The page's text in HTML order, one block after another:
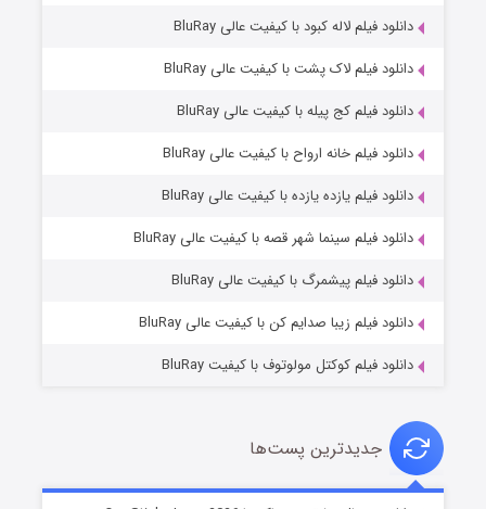
دانلود فیلم لاله کبود با کیفیت عالی BluRay
دانلود فیلم لاک پشت با کیفیت عالی BluRay
دانلود فیلم کج‌ پیله با کیفیت عالی BluRay
دانلود فیلم خانه ارواح با کیفیت عالی BluRay
دانلود فیلم یازده یازده با کیفیت عالی BluRay
دانلود فیلم سینما شهر قصه با کیفیت عالی BluRay
دانلود فیلم پیشمرگ با کیفیت عالی BluRay
دانلود فیلم زیبا صدایم کن با کیفیت عالی BluRay
دانلود فیلم کوکتل مولوتوف با کیفیت BluRay
جدیدترین پست‌ها